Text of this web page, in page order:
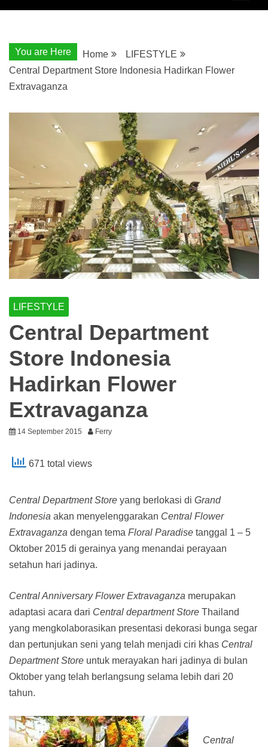
You are Here Home
LIFESTYLE
Central Department Store Indonesia Hadirkan Flower
Extravaganza
LIFESTYLE
Central Department
Store Indonesia
Hadirkan Flower
Extravaganza
14 September 2015 Ferry
671 total views
Central Department Store yang berlokasi di Grand
Indonesia akan menyelenggarakan Central Flower
Extravaganza dengan tema Floral Paradise tanggal 1 – 5
Oktober 2015 di gerainya yang menandai perayaan
setahun hari jadinya.
Central Anniversary Flower Extravaganza merupakan
adaptasi acara dari Central department Store Thailand
yang mengkolaborasikan presentasi dekorasi bunga segar
dan pertunjukan seni yang telah menjadi ciri khas Central
Department Store untuk merayakan hari jadinya di bulan
Oktober yang telah berlangsung selama lebih dari 20
tahun.
Central